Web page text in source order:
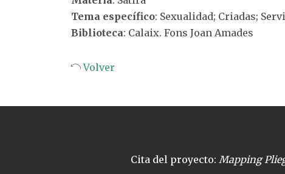
Tema específico: Sexualidad; Criadas;
Biblioteca: Calaix. Fons Joan Amades
Volver
Cita del proyecto: Mapping